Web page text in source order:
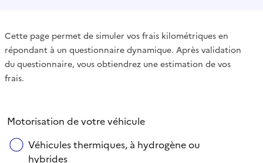
Cette page permet de simuler vos frais kilométriques en
répondant à un questionnaire dynamique. Après validation
du questionnaire, vous obtiendrez une estimation de vos
frais.
Motorisation de votre véhicule
Véhicules thermiques, à hydrogène ou
hybrides